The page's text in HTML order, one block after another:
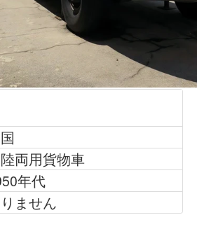
両用貨物車
年代
ません